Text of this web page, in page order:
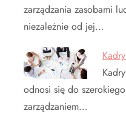
zarządzania zasobami
niezależnie od jej…
odnosi się do
zarządzaniem…